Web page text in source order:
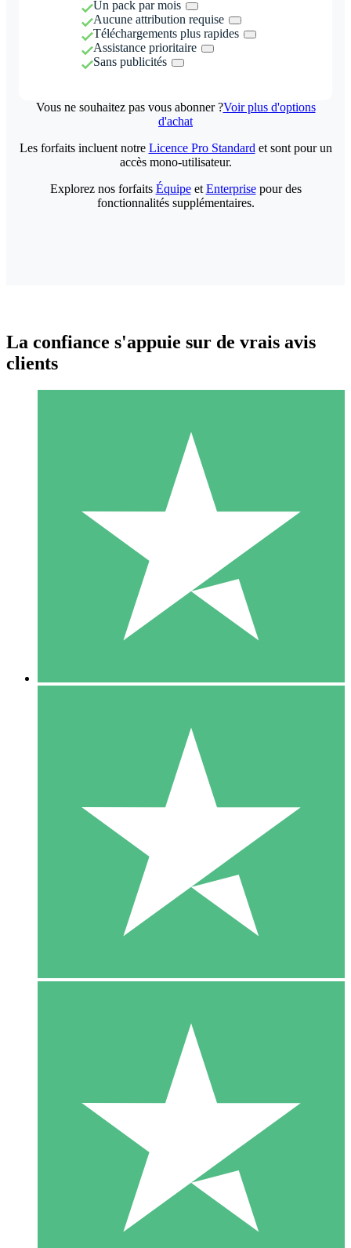
Un pack par mois
Aucune attribution requise
Téléchargements plus rapides
Assistance prioritaire
Sans publicités
Vous ne souhaitez pas vous abonner ?Voir plus d'options
d'achat
Packs de Crédits Individuels
Payez à l'utilisation avec des crédits de téléchargement. Sans
1 Téléchargement
10 00
10 Téléchargements
20 00
Les forfaits incluent notre Licence Pro Standard et sont pour un
accès mono-utilisateur.
Explorez nos forfaits Équipeet Enterprisepour des
fonctionnalités supplémentaires.
La confiance s'appuie sur de vrais avis
clients